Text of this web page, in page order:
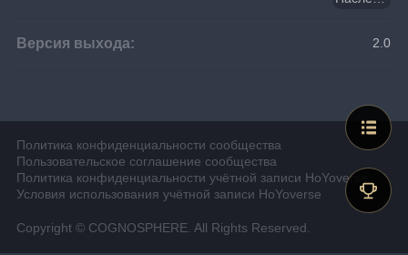
Версия выхода: 2.0
Политика конфиденциальности сообщества
Пользовательское соглашение сообщества
Политика конфиденциальности учётной записи HoYoverse
Условия использования учётной записи HoYoverse
Copyright © COGNOSPHERE. All Rights Reserved.